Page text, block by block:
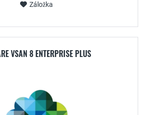
Záložka
VSAN 8 ENTERPRISE PLUS